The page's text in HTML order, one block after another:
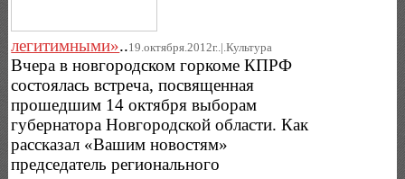
легитимными»..19.октября.2012г..|.Культура
Вчера в новгородском горкоме КПРФ
состоялась встреча, посвященная
прошедшим 14 октября выборам
губернатора Новгородской области. Как
рассказал «Вашим новостям»
председатель регионального